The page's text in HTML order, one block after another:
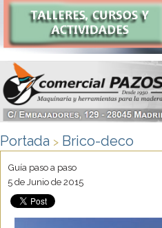
Portada > Brico-deco
Guía paso a paso
5 de Junio de 2015